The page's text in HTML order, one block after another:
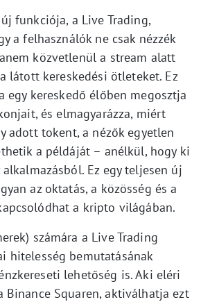
funkciója, a Live Trading,
a felhasználók ne csak nézzék
közvetlenül a stream alatt
látott kereskedési ötleteket. Ez
egy kereskedő élőben megosztja
és elmagyarázza, miért
adott tokent, a nézők egyetlen
a példáját – anélkül, hogy ki
Ez egy teljesen új
az oktatás, a közösség és a
a kripto világában.
számára a Live Trading
hitelesség bemutatásának
lehetőség is. Aki eléri
Binance Squaren, aktiválhatja ezt